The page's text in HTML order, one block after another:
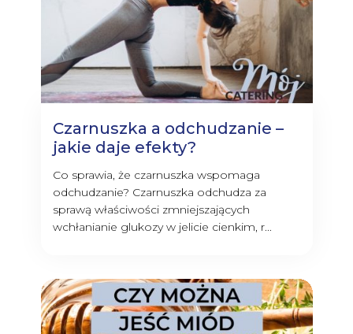
Czarnuszka a odchudzanie –
jakie daje efekty?
Co sprawia, że czarnuszka wspomaga
odchudzanie? Czarnuszka odchudza za
sprawą właściwości zmniejszających
wchłanianie glukozy w jelicie cienkim, r...